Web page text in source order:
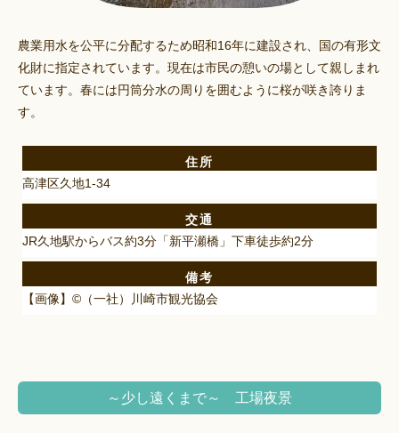
農業用水を公平に分配するため昭和16年に建設され、国の有形文
化財に指定されています。現在は市民の憩いの場として親しまれ
ています。春には円筒分水の周りを囲むように桜が咲き誇りま
す。
住所
高津区久地1-34
交通
JR久地駅からバス約3分「新平瀬橋」下車徒歩約2分
備考
【画像】©（一社）川崎市観光協会
～少し遠くまで～ 工場夜景